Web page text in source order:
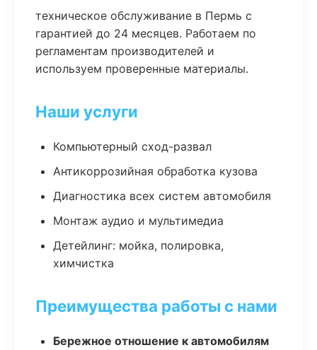
техническое обслуживание в Пермь с
гарантией до 24 месяцев. Работаем по
регламентам производителей и
используем проверенные материалы.
Наши услуги
Компьютерный сход-развал
Антикоррозийная обработка кузова
Диагностика всех систем автомобиля
Монтаж аудио и мультимедиа
Детейлинг: мойка, полировка,
химчистка
Преимущества работы с нами
Бережное отношение к автомобилям